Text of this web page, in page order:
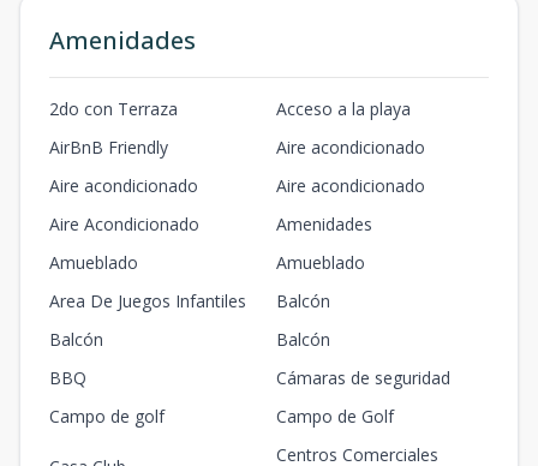
Amenidades
2do con Terraza
Acceso a la playa
AirBnB Friendly
Aire acondicionado
Aire acondicionado
Aire acondicionado
Aire Acondicionado
Amenidades
Amueblado
Amueblado
Area De Juegos Infantiles
Balcón
Balcón
Balcón
BBQ
Cámaras de seguridad
Campo de golf
Campo de Golf
Centros Comerciales